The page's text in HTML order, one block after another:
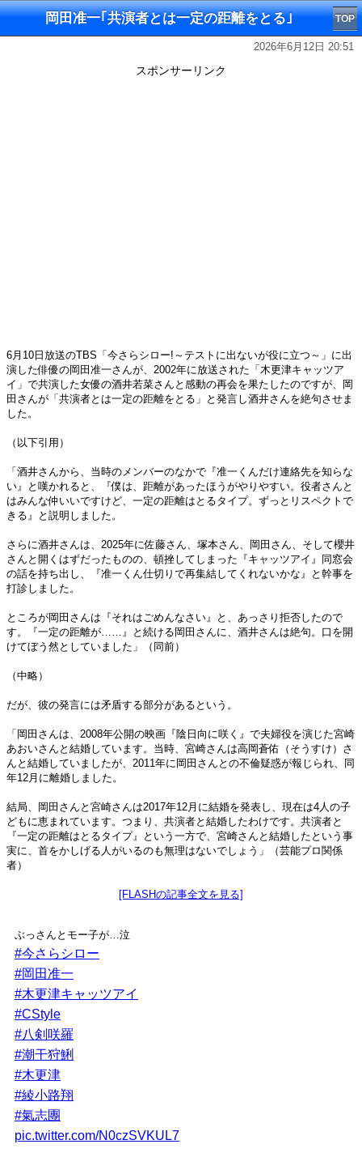
岡田准一｢共演者とは一定の距離をとる｣ TOP
2026年6月12日 20:51
スポンサーリンク
6月10日放送のTBS「今さらシロー!～テストに出ないが役に立つ～」に出
演した俳優の岡田准一さんが、2002年に放送された「木更津キャッツア
イ」で共演した女優の酒井若菜さんと感動の再会を果たしたのですが、岡
田さんが「共演者とは一定の距離をとる」と発言し酒井さんを絶句させま
した。
（以下引用）
「酒井さんから、当時のメンバーのなかで『准一くんだけ連絡先を知らな
い』と嘆かれると、『僕は、距離があったほうがやりやすい。役者さんと
はみんな仲いいですけど、一定の距離はとるタイプ。ずっとリスペクトで
きる』と説明しました。
さらに酒井さんは、2025年に佐藤さん、塚本さん、岡田さん、そして櫻井
さんと開くはずだったものの、頓挫してしまった『キャッツアイ』同窓会
の話を持ち出し、『准一くん仕切りで再集結してくれないかな』と幹事を
打診しました。
ところが岡田さんは『それはごめんなさい』と、あっさり拒否したので
す。『一定の距離が……』と続ける岡田さんに、酒井さんは絶句。口を開
けてぼう然としていました」（同前）
（中略）
だが、彼の発言には矛盾する部分があるという。
「岡田さんは、2008年公開の映画『陰日向に咲く』で夫婦役を演じた宮崎
あおいさんと結婚しています。当時、宮崎さんは高岡蒼佑（そうすけ）さ
んと結婚していましたが、2011年に岡田さんとの不倫疑惑が報じられ、同
年12月に離婚しました。
結局、岡田さんと宮崎さんは2017年12月に結婚を発表し、現在は4人の子
どもに恵まれています。つまり、共演者と結婚したわけです。共演者と
『一定の距離はとるタイプ』という一方で、宮崎さんと結婚したという事
実に、首をかしげる人がいるのも無理はないでしょう」（芸能プロ関係
者）
[FLASHの記事全文を見る]
ぶっさんとモー子が…泣
#今さらシロー
#岡田准一
#木更津キャッツアイ
#CStyle
#八剣咲羅
#潮干狩鯏
#木更津
#綾小路翔
#氣志團
pic.twitter.com/N0czSVKUL7